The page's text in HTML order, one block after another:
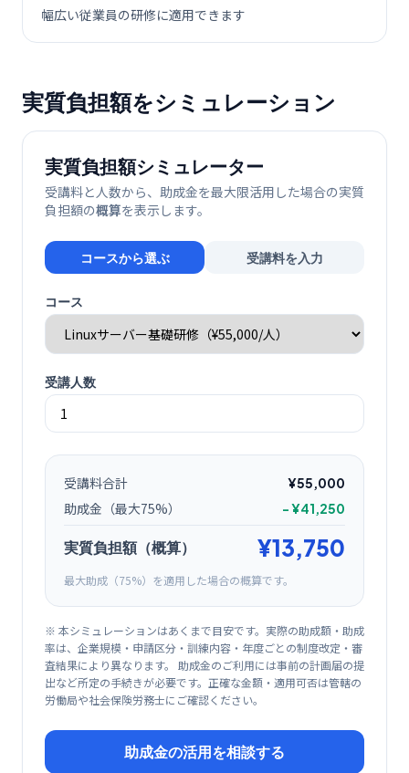
幅広い従業員の研修に適用できます
実質負担額をシミュレーション
実質負担額シミュレーター
受講料と人数から、助成金を最大限活用した場合の実質
負担額の概算を表示します。
コースから選ぶ 受講料を入力
コース
受講人数
受講料合計 ¥55,000
助成金（最大75%） -¥41,250
実質負担額（概算） ¥13,750
最大助成（75%）を適用した場合の概算です。
※ 本シミュレーションはあくまで目安です。実際の助成額・助成
率は、企業規模・申請区分・訓練内容・年度ごとの制度改定・審
査結果により異なります。 助成金のご利用には事前の計画届の提
出など所定の手続きが必要です。正確な金額・適用可否は管轄の
労働局や社会保険労務士にご確認ください。
助成金の活用を相談する